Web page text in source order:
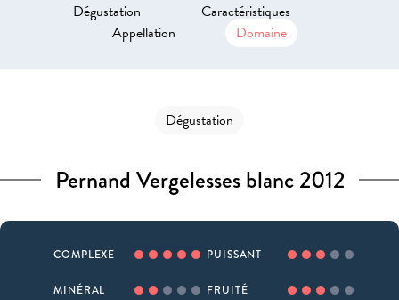
Dégustation
Caractéristiques
Appellation
Domaine
Dégustation
Pernand Vergelesses blanc 2012
COMPLEXE PUISSANT
MINÉRAL FRUITÉ